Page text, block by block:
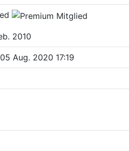
2010
05 Aug. 2020 17:19